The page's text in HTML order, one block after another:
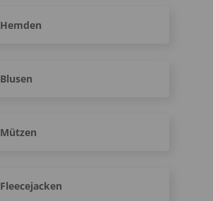
Hemden
Blusen
Mützen
Fleecejacken